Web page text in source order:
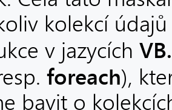
kolekcí
v jazycích
foreach),
bavit o